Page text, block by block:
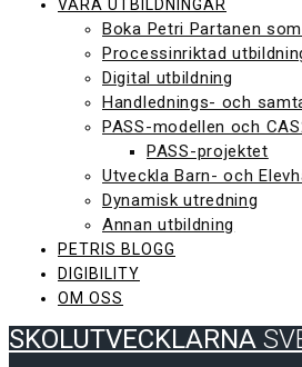
VÅRA UTBILDNINGAR
Boka Petri Partanen
Processinriktad
Digital utbildning
Handlednings- och
PASS-modellen och
PASS-projektet
Utveckla Barn- och
Dynamisk utredning
Annan utbildning
PETRIS BLOGG
DIGIBILITY
OM OSS
SKOLUTVECKLARNA